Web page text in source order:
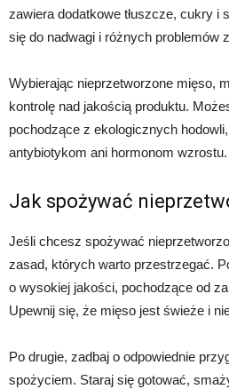
zawiera dodatkowe tłuszcze, cukry i
się do nadwagi i różnych problemów
Wybierając nieprzetworzone mięso,
kontrolę nad jakością produktu.
pochodzące z ekologicznych
antybiotykom ani hormonom wzrostu.
Jak spożywać
Jeśli chcesz spożywać
zasad, których warto przestrzegać.
o wysokiej jakości, pochodzące od
Upewnij się, że mięso jest świeże i
Po drugie, zadbaj o odpowiednie
spożyciem. Staraj się gotować,